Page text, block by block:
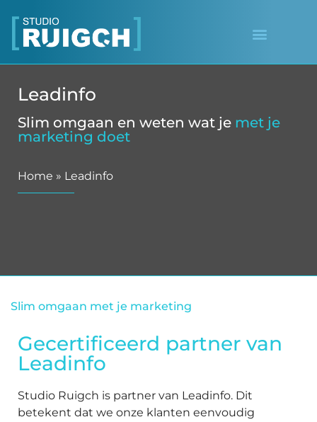
Leadinfo
Slim omgaan en weten wat je met je
marketing doet
Home » Leadinfo
Slim omgaan met je marketing
Gecertificeerd partner van
Leadinfo
Studio Ruigch is partner van Leadinfo. Dit
betekent dat we onze klanten eenvoudig